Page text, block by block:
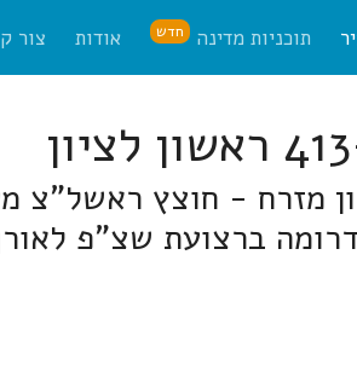
תוכניות מדינה חדש אודות צור
מזרח - חוצץ ראשל"צ
ברצועת שצ"פ